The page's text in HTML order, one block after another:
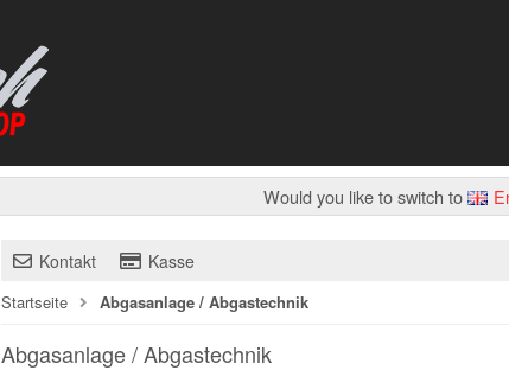
Would you like to switch to
Kontakt Kasse
Startseite Abgasanlage / Abgastechnik
Abgasanlage / Abgastechnik